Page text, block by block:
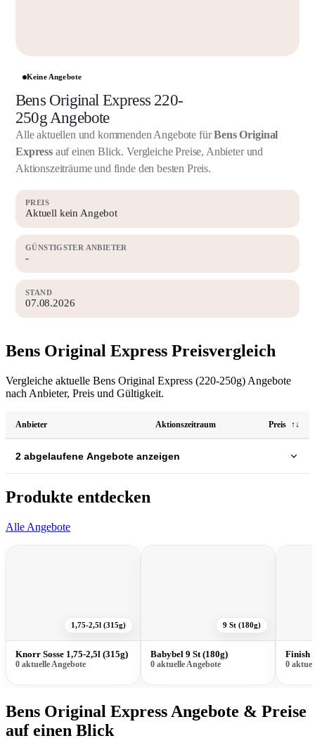
Keine Angebote
Bens Original Express 220-
250g Angebote
Alle aktuellen und kommenden Angebote fürBens Original
Expressauf einen Blick. Vergleiche Preise, Anbieter und
Aktionszeiträume und finde den besten Preis.
PREIS
Aktuell kein Angebot
GÜNSTIGSTER ANBIETER
-
STAND
07.08.2026
Bens Original Express Preisvergleich
Vergleiche aktuelle Bens Original Express (220-250g) Angebote
nach Anbieter, Preis und Gültigkeit.
Anbieter Aktionszeitraum Preis ↑↓
2 abgelaufene Angebote anzeigen
Produkte entdecken
Alle Angebote
1,75-2,5l (315g)
Knorr Sosse 1,75-2,5l (315g)
0 aktuelle Angebote
9 St (180g)
Babybel 9 St (180g)
0 aktuelle Angebote
Finish
0
Bens Original Express Angebote & Preise
auf einen Blick